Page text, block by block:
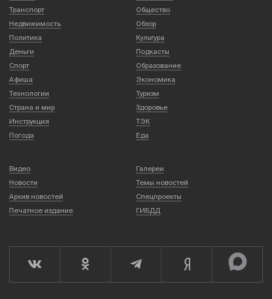
Транспорт
Общество
Недвижимость
Обзор
Политика
Культура
Деньги
Подкасты
Спорт
Образование
Афиша
Экономика
Технологии
Туризм
Страна и мир
Здоровье
Инструкция
ТЭК
Погода
Еда
Видео
Галереи
Новости
Темы новостей
Архив новостей
Спецпроекты
Печатное издание
ГИБДД